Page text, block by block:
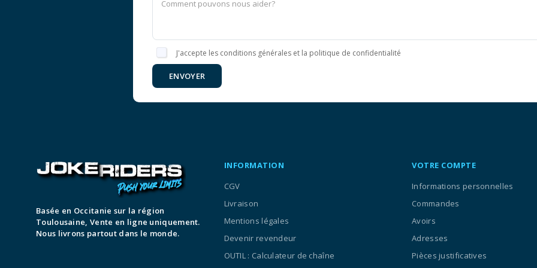
J'accepte les conditions générales et la politique de confidentialité
ENVOYER
Basée en Occitanie sur la région
Toulousaine, Vente en ligne uniquement.
Nous livrons partout dans le monde.
INFORMATION
CGV
Livraison
Mentions légales
Devenir revendeur
OUTIL : Calculateur de chaîne
VOTRE COMPTE
Informations personnelles
Commandes
Avoirs
Adresses
Pièces justificatives